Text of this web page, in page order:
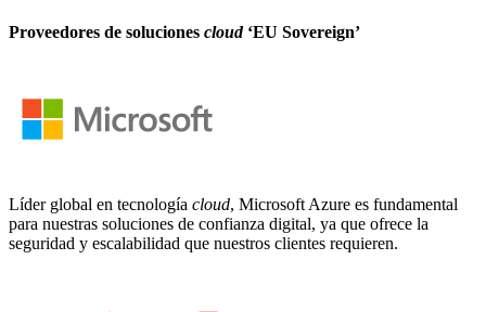
Proveedores de soluciones cloud‘EU Sovereign’
Líder global en tecnología cloud, Microsoft Azure es fundamental
para nuestras soluciones de confianza digital, ya que ofrece la
seguridad y escalabilidad que nuestros clientes requieren.